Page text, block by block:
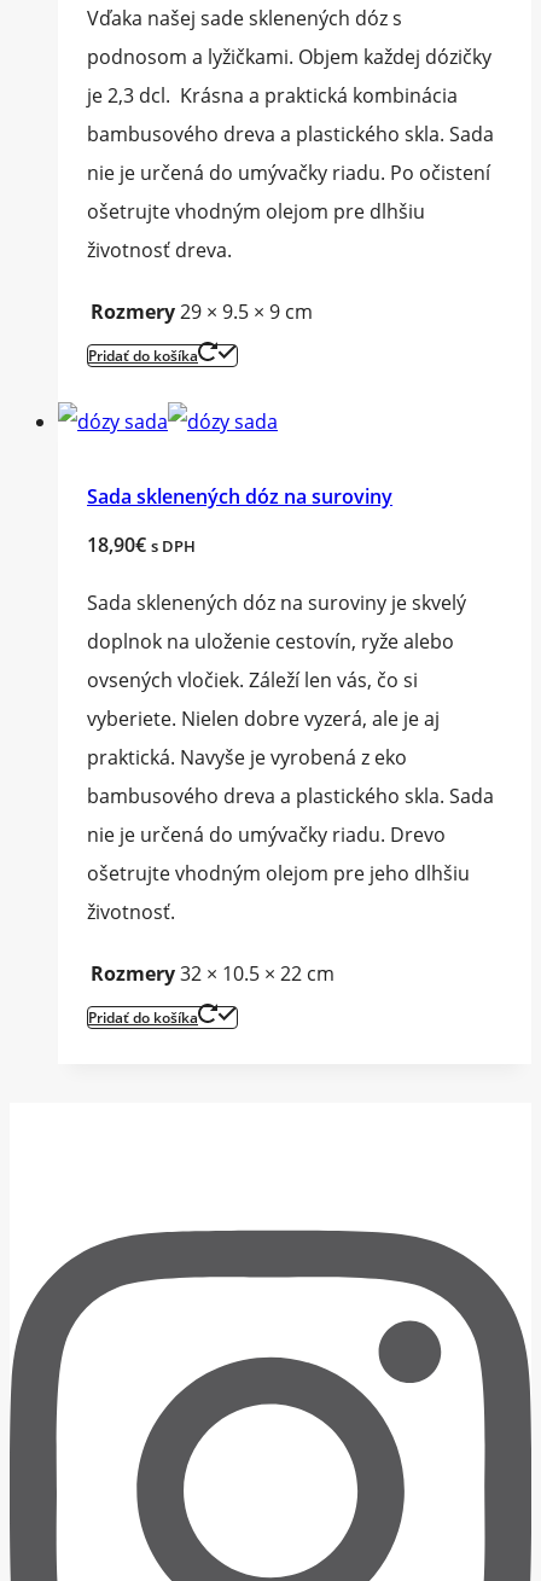
Vďaka našej sade sklenených dóz s
podnosom a lyžičkami. Objem každej dózičky
je 2,3 dcl. Krásna a praktická kombinácia
bambusového dreva a plastického skla. Sada
nie je určená do umývačky riadu. Po očistení
ošetrujte vhodným olejom pre dlhšiu
životnosť dreva.
Rozmery29 × 9.5 × 9 cm
Pridať do košíka
Sada sklenených dóz na suroviny
18,90€ s DPH
Sada sklenených dóz na suroviny je skvelý
doplnok na uloženie cestovín, ryže alebo
ovsených vločiek. Záleží len vás, čo si
vyberiete. Nielen dobre vyzerá, ale je aj
praktická. Navyše je vyrobená z eko
bambusového dreva a plastického skla. Sada
nie je určená do umývačky riadu. Drevo
ošetrujte vhodným olejom pre jeho dlhšiu
životnosť.
Rozmery32 × 10.5 × 22 cm
Pridať do košíka